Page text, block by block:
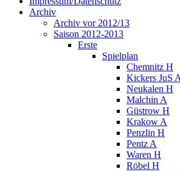
Archiv
Archiv vor 2012/13
Saison 2012-2013
Erste
Spielplan
Chemnitz H
Kickers JuS
Neukalen H
Malchin A
Güstrow H
Krakow A
Penzlin H
Pentz A
Waren H
Röbel H